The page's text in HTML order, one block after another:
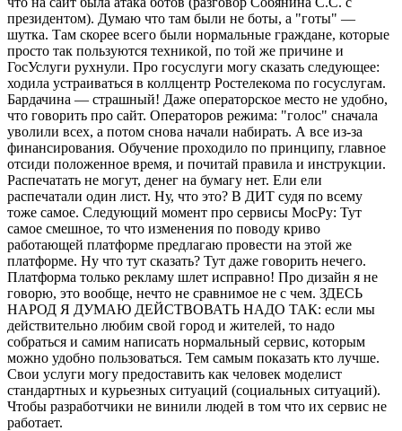
президентом). Думаю что там были не боты, а "готы" —
шутка. Там скорее всего были нормальные граждане, которые
просто так пользуются техникой, по той же причине и
ГосУслуги рухнули. Про госуслуги могу сказать следующее:
ходила устраиваться в коллцентр Ростелекома по госуслугам.
Бардачина — страшный! Даже операторское место не удобно,
что говорить про сайт. Операторов режима: "голос" сначала
уволили всех, а потом снова начали набирать. А все из-за
финансирования. Обучение проходило по принципу, главное
отсиди положенное время, и почитай правила и инструкции.
Распечатать не могут, денег на бумагу нет. Ели ели
распечатали один лист. Ну, что это? В ДИТ судя по всему
тоже самое. Следующий момент про сервисы МосРу: Тут
самое смешное, то что изменения по поводу криво
работающей платформе предлагаю провести на этой же
платформе. Ну что тут сказать? Тут даже говорить нечего.
Платформа только рекламу шлет исправно! Про дизайн я не
говорю, это вообще, нечто не сравнимое не с чем. ЗДЕСЬ
НАРОД Я ДУМАЮ ДЕЙСТВОВАТЬ НАДО ТАК: если мы
действительно любим свой город и жителей, то надо
собраться и самим написать нормальный сервис, которым
можно удобно пользоваться. Тем самым показать кто лучше.
Свои услуги могу предоставить как человек моделист
стандартных и курьезных ситуаций (социальных ситуаций).
Чтобы разработчики не винили людей в том что их сервис не
работает.